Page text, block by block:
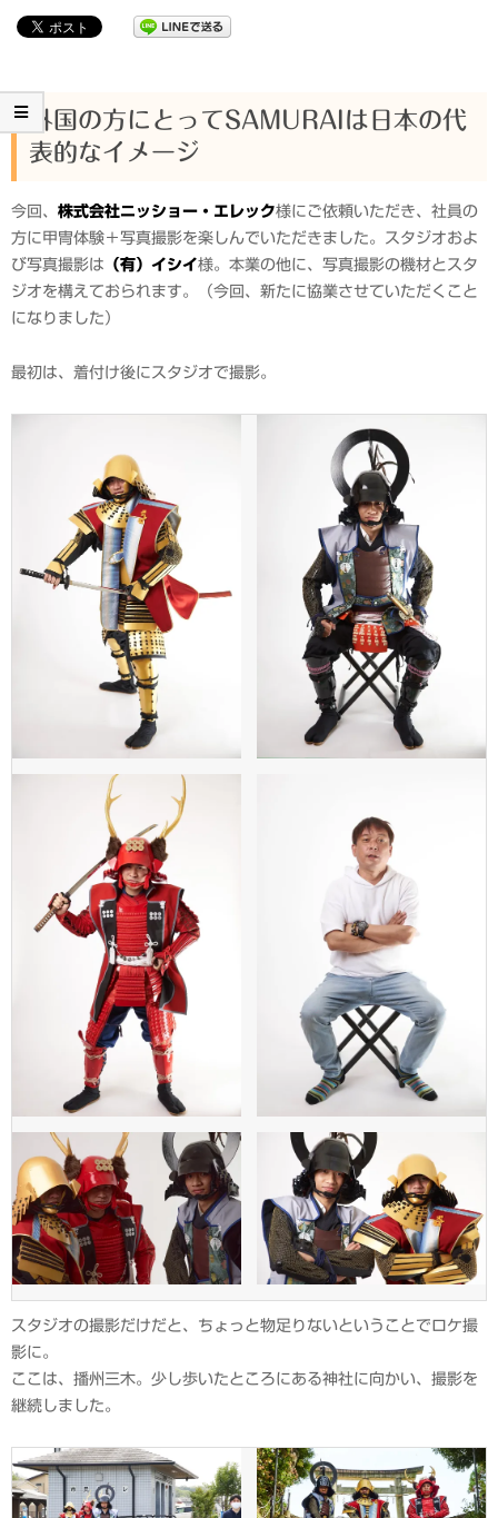
外国の方にとってSAMURAIは日本の代
表的なイメージ
今回、 株式会社ニッショー・エレック様にご依頼いただき、社員の
方に甲冑体験＋写真撮影を楽しんでいただきました。スタジオおよ
び写真撮影は （有）イシイ様。本業の他に、写真撮影の機材とスタ
ジオを構えておられます。（今回、新たに協業させていただくこと
になりました）
最初は、着付け後にスタジオで撮影。
スタジオの撮影だけだと、ちょっと物足りないということでロケ撮
影に。
ここは、播州三木。少し歩いたところにある神社に向かい、撮影を
継続しました。